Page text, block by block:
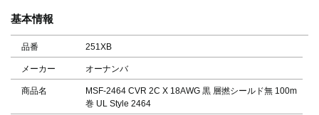
基本情報
品番 251XB
メーカー オーナンバ
商品名
MSF-2464 CVR 2C X 18AWG 黒 層撚シールド無 100m
巻 UL Style 2464